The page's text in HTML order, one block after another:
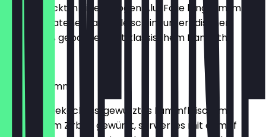
Gut verpackt in einem Bogen Alu-Folie langsam im
Ofen gebratenes Lammfleisch im unterirdischen
Steingefäß gebacken, mit klassischem Haneeth...
€ 17,99
Zirbean Lamm
Langsam gekochtes, gewürztes Lammfleisch, mit
klassischem Zirben gewürzt, serviertes mit dampf